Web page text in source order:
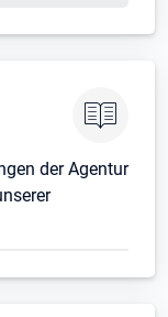
der Agentur